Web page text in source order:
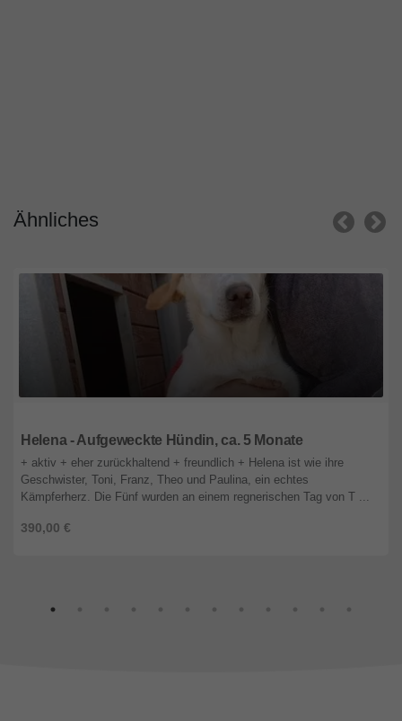
Ähnliches
Helena - Aufgeweckte Hündin, ca. 5 Monate
390,00 €
+ aktiv + eher zurückhaltend + freundlich + Helena ist wie ihre
Geschwister, Toni, Franz, Theo und Paulina, ein echtes
Kämpferherz. Die Fünf wurden an einem regnerischen Tag von T ...